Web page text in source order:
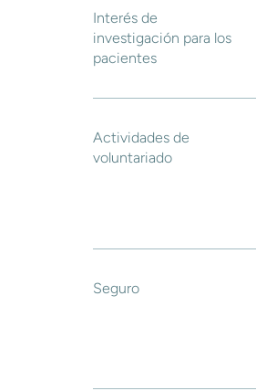
Interés de
investigación para los
pacientes
Actividades de
voluntariado
Seguro